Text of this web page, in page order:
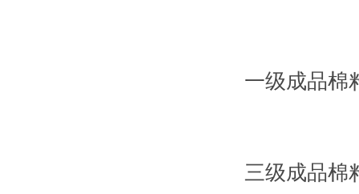
一级成品棉
三级成品棉